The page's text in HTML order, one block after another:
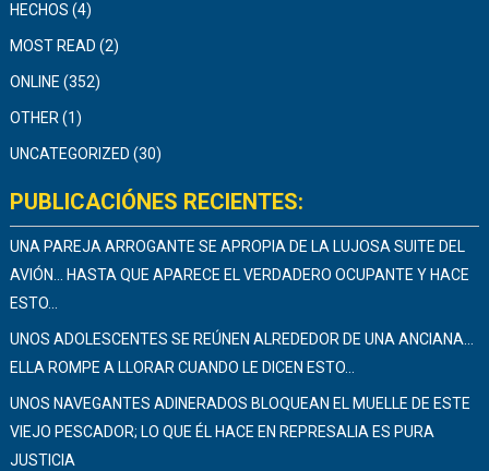
HECHOS (4)
MOST READ (2)
ONLINE (352)
OTHER(1)
UNCATEGORIZED (30)
PUBLICACIÓNES RECIENTES:
UNA PAREJA ARROGANTE SE APROPIA DE LA LUJOSA SUITE DEL
AVIÓN… HASTA QUE APARECE EL VERDADERO OCUPANTE Y HACE
ESTO…
UNOS ADOLESCENTES SE REÚNEN ALREDEDOR DE UNA ANCIANA…
ELLA ROMPE A LLORAR CUANDO LE DICEN ESTO…
UNOS NAVEGANTES ADINERADOS BLOQUEAN EL MUELLE DE ESTE
VIEJO PESCADOR; LO QUE ÉL HACE EN REPRESALIA ES PURA
JUSTICIA